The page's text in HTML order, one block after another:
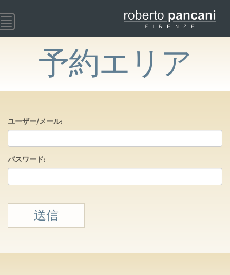
Toggle
navigation
予約エリア
ユーザー/メール:
パスワード:
送信